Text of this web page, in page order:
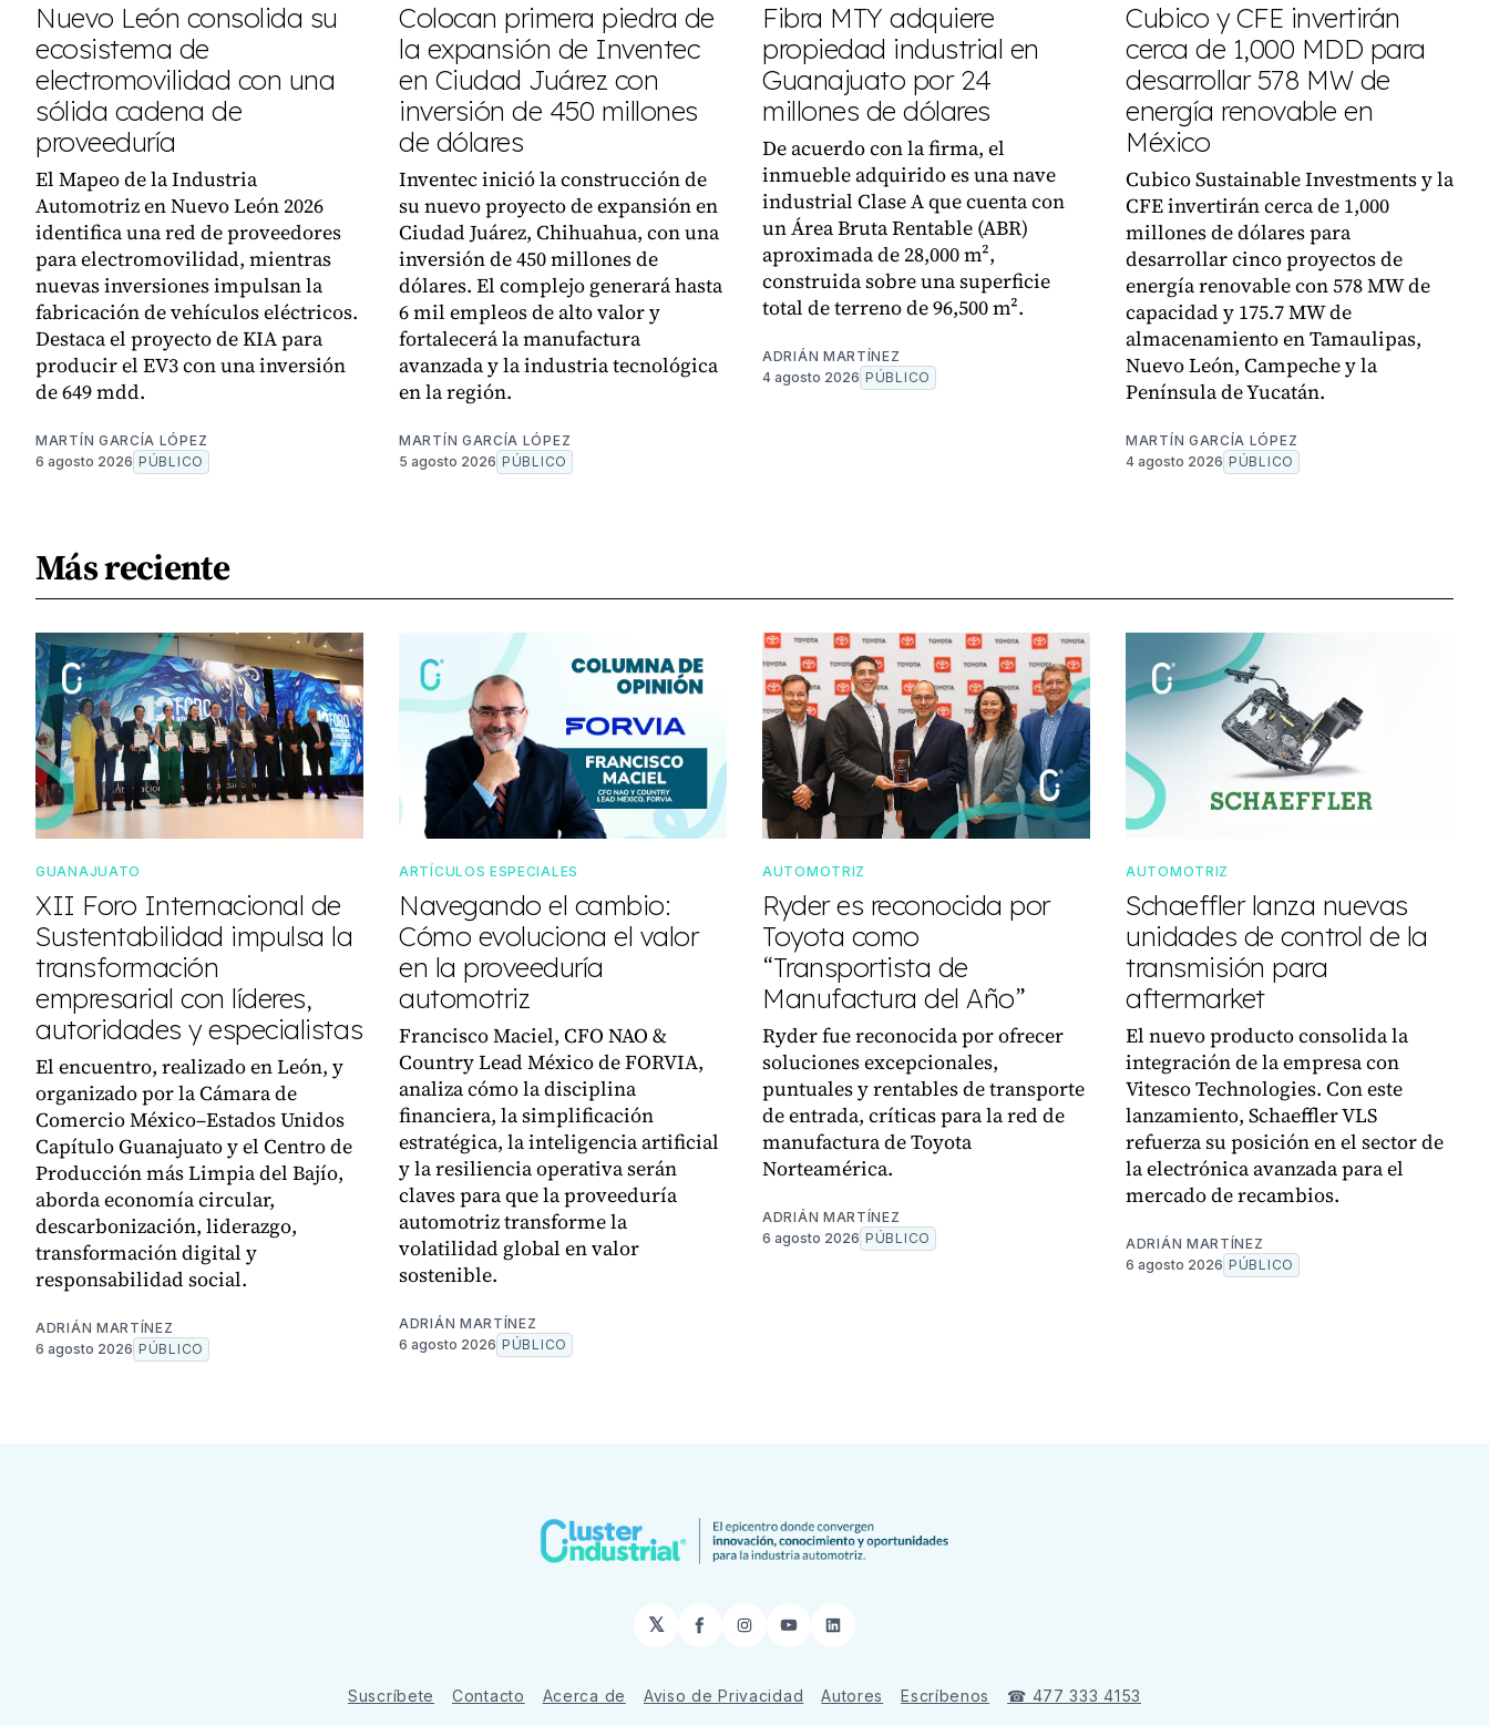
Nuevo León consolida su
ecosistema de
electromovilidad con una
sólida cadena de
proveeduría
El Mapeo de la Industria
Automotriz en Nuevo León 2026
identifica una red de proveedores
para electromovilidad, mientras
nuevas inversiones impulsan la
fabricación de vehículos eléctricos.
Destaca el proyecto de KIA para
producir el EV3 con una inversión
de 649 mdd.
MARTÍN GARCÍA LÓPEZ
6 agosto 2026 PÚBLICO
Colocan primera piedra de
la expansión de Inventec
en Ciudad Juárez con
inversión de 450 millones
de dólares
Inventec inició la construcción de
su nuevo proyecto de expansión en
Ciudad Juárez, Chihuahua, con una
inversión de 450 millones de
dólares. El complejo generará hasta
6 mil empleos de alto valor y
fortalecerá la manufactura
avanzada y la industria tecnológica
en la región.
MARTÍN GARCÍA LÓPEZ
5 agosto 2026 PÚBLICO
Fibra MTY adquiere
propiedad industrial en
Guanajuato por 24
millones de dólares
De acuerdo con la firma, el
inmueble adquirido es una nave
industrial Clase A que cuenta con
un Área Bruta Rentable (ABR)
aproximada de 28,000 m²,
construida sobre una superficie
total de terreno de 96,500 m².
ADRIÁN MARTÍNEZ
4 agosto 2026 PÚBLICO
Cubico y CFE invertirán
cerca de 1,000 MDD para
desarrollar 578 MW de
energía renovable en
México
Cubico Sustainable Investments y la
CFE invertirán cerca de 1,000
millones de dólares para
desarrollar cinco proyectos de
energía renovable con 578 MW de
capacidad y 175.7 MW de
almacenamiento en Tamaulipas,
Nuevo León, Campeche y la
Península de Yucatán.
MARTÍN GARCÍA LÓPEZ
4 agosto 2026 PÚBLICO
Más reciente
GUANAJUATO
XII Foro Internacional de
Sustentabilidad impulsa la
transformación
empresarial con líderes,
autoridades y especialistas
El encuentro, realizado en León, y
organizado por la Cámara de
Comercio México–Estados Unidos
Capítulo Guanajuato y el Centro de
Producción más Limpia del Bajío,
aborda economía circular,
descarbonización, liderazgo,
transformación digital y
responsabilidad social.
ADRIÁN MARTÍNEZ
6 agosto 2026 PÚBLICO
ARTÍCULOS ESPECIALES
Navegando el cambio:
Cómo evoluciona el valor
en la proveeduría
automotriz
Francisco Maciel, CFO NAO &
Country Lead México de FORVIA,
analiza cómo la disciplina
financiera, la simplificación
estratégica, la inteligencia artificial
y la resiliencia operativa serán
claves para que la proveeduría
automotriz transforme la
volatilidad global en valor
sostenible.
ADRIÁN MARTÍNEZ
6 agosto 2026 PÚBLICO
AUTOMOTRIZ
Ryder es reconocida por
Toyota como
“Transportista de
Manufactura del Año”
Ryder fue reconocida por ofrecer
soluciones excepcionales,
puntuales y rentables de transporte
de entrada, críticas para la red de
manufactura de Toyota
Norteamérica.
ADRIÁN MARTÍNEZ
6 agosto 2026 PÚBLICO
AUTOMOTRIZ
Schaeffler lanza nuevas
unidades de control de la
transmisión para
aftermarket
El nuevo producto consolida la
integración de la empresa con
Vitesco Technologies. Con este
lanzamiento, Schaeffler VLS
refuerza su posición en el sector de
la electrónica avanzada para el
mercado de recambios.
ADRIÁN MARTÍNEZ
6 agosto 2026 PÚBLICO
𝕏 Facebook
Instagram
YouTubeLinkedIn
Suscríbete Contacto Acerca de Aviso de Privacidad Autores Escríbenos ☎ 477 333 4153